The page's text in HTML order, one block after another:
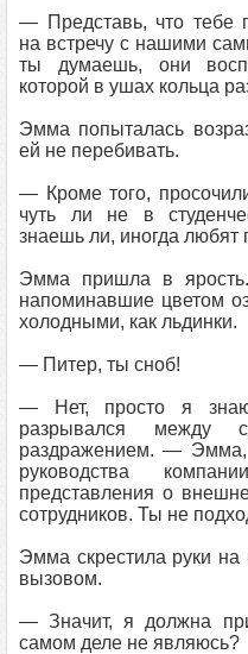
— Представь, что тебе
на встречу с нашими
ты думаешь, они
которой в ушах кольца
Эмма попыталась
ей не перебивать.
— Кроме того,
чуть ли не в
знаешь ли, иногда любят
Эмма пришла в
напоминавшие цветом
холодными, как льдинки.
— Питер, ты сноб!
— Нет, просто я
разрывался между
раздражением. — Эмма,
руководства
представления о
сотрудников. Ты не
Эмма скрестила руки на
вызовом.
— Значит, я должна
самом деле не являюсь?